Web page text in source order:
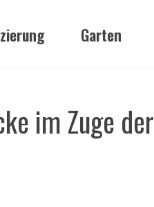
Garten
im Zuge der